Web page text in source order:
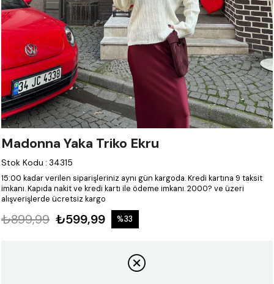
Madonna Yaka Triko Ekru
Stok Kodu : 34315
15:00 kadar verilen siparişleriniz aynı gün kargoda.Kredi kartına 9 taksit
imkanı.Kapıda nakit ve kredi kartı ile ödeme imkanı.2000? ve üzeri
alışverişlerde ücretsiz kargo
₺899,99 ₺599,99 %33